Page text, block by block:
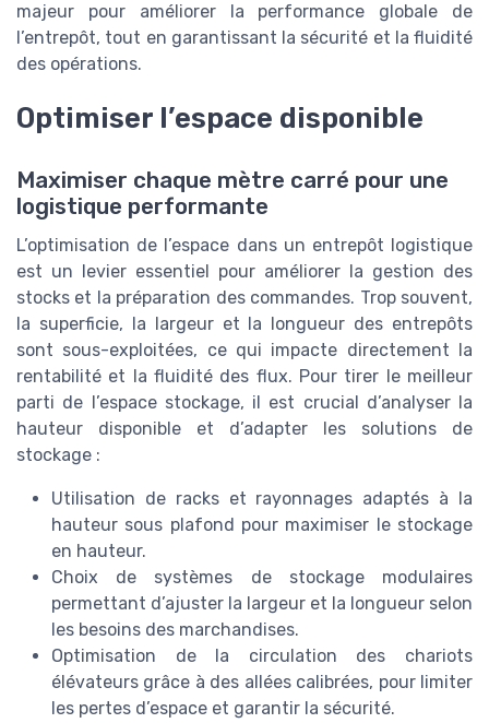
majeur pour améliorer la performance globale de
l’entrepôt, tout en garantissant la sécurité et la fluidité
des opérations.
Optimiser l’espace disponible
Maximiser chaque mètre carré pour une
logistique performante
L’optimisation de l’espace dans un entrepôt logistique
est un levier essentiel pour améliorer la gestion des
stocks et la préparation des commandes. Trop souvent,
la superficie, la largeur et la longueur des entrepôts
sont sous-exploitées, ce qui impacte directement la
rentabilité et la fluidité des flux. Pour tirer le meilleur
parti de l’espace stockage, il est crucial d’analyser la
hauteur disponible et d’adapter les solutions de
stockage :
Utilisation de racks et rayonnages adaptés à la
hauteur sous plafond pour maximiser le stockage
en hauteur.
Choix de systèmes de stockage modulaires
permettant d’ajuster la largeur et la longueur selon
les besoins des marchandises.
Optimisation de la circulation des chariots
élévateurs grâce à des allées calibrées, pour limiter
les pertes d’espace et garantir la sécurité.